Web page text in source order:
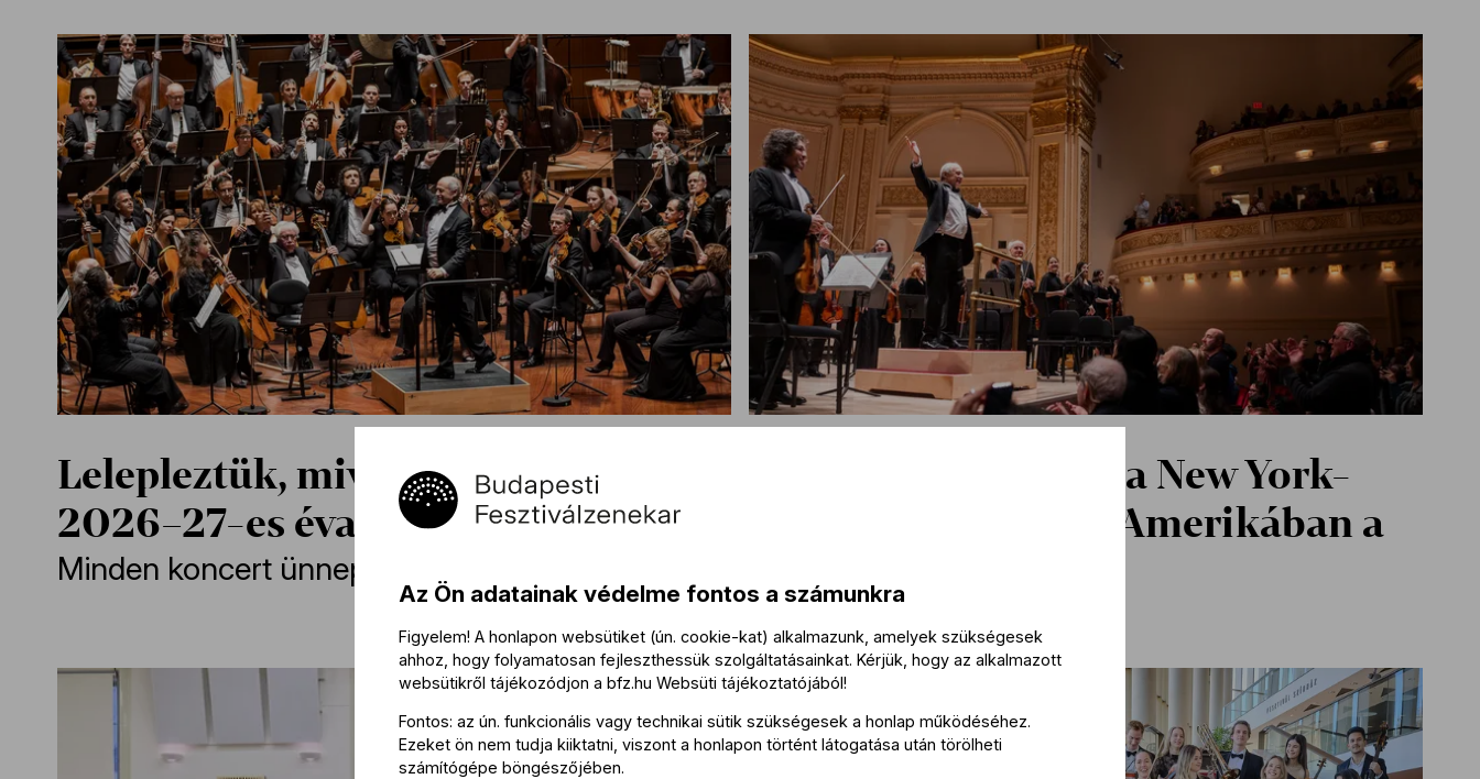
Lelepleztük, mivel készülünk a
2026–27-es évadra
Minden koncert ünnep
„Több Fischer Ivánt a New York-
iaknak!” – imádták Amerikában a
Fesztiválzenekart
Az Ön adatainak védelme fontos a számunkra
Figyelem! A honlapon websütiket (ún. cookie-kat) alkalmazunk, amelyek szükségesek
ahhoz, hogy folyamatosan fejleszthessük szolgáltatásainkat. Kérjük, hogy az alkalmazott
websütikről tájékozódjon a bfz.hu Websüti tájékoztatójából!
Fontos: az ún. funkcionális vagy technikai sütik szükségesek a honlap működéséhez.
Ezeket ön nem tudja kiiktatni, viszont a honlapon történt látogatása után törölheti
számítógépe böngészőjében.